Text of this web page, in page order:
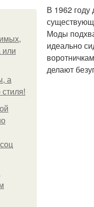
или
а
В 1962
Моды
идеально
делают